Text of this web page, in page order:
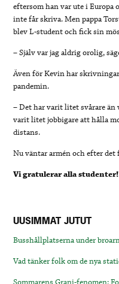
eftersom han var ute i Europa
inte får skriva. Men pappa
blev L-student och fick sin
– Själv var jag aldrig orolig,
Även för Kevin har
pandemin.
– Det har varit litet svårare
varit litet jobbigare att hålla
distans.
Nu väntar armén och efter
Vi gratulerar alla studenter!
UUSIMMAT JUTUT
Busshållplatserna under
Vad tänker folk om de nya